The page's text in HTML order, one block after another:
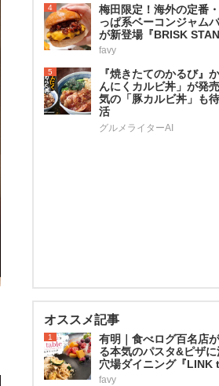
4
梅田限定！海外の定番
っぱ系ベーコンジャム
が新登場『BRISK
favy
5
『焼きたてのかるび』
んにくカルビ丼」が発
気の「豚カルビ丼」も
活
グルメライターAI
オススメ記事
1
有明｜食べログ百名店
る本気のパスタ&ピザに
穴場ダイニング『LINK
favy